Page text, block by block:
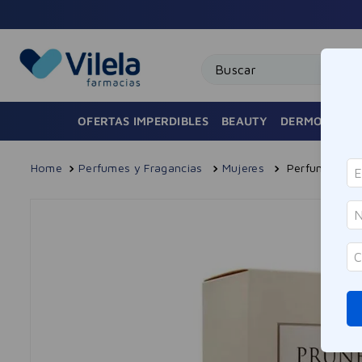
OFERTAS IMPERDIBLES BEAUTY
Perfumes y Fragancias Mujeres Perfume